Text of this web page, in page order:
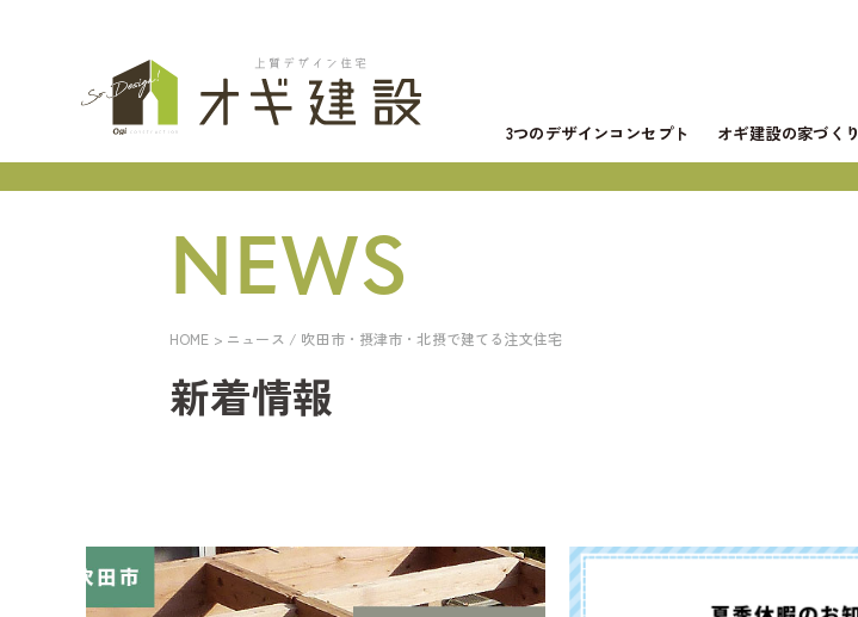
3つのデザインコンセプト オギ建設の家づくり
NEWS
HOME > ニュース / 吹田市・摂津市・北摂で建てる注文住宅
新着情報